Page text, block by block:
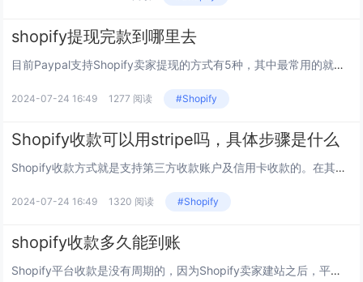
shopify提现完款到哪里去
目前Paypal支持Shopify卖家提现的方式有5种，其中最常用的就是绑定Lianlian或是Payoneer提现，这两种方式的是不受国内的人均5万美金结汇限制的，按银行当天的美金现汇牌价，3-4天即可到账。 也可以直接提现到国内银...
2024-07-24 16:49 1277 阅读 #Shopify
Shopify收款可以用stripe吗，具体步骤是什么
Shopify收款方式就是支持第三方收款账户及信用卡收款的。在其中信用卡收款又是分为2Checkout和Stripe两种。因此Shopify收款可以用stripe，下面我们就来看看具体步骤。 对于Stripe收款账户注册资料如下：...
2024-07-24 16:49 1320 阅读 #Shopify
shopify收款多久能到账
Shopify平台收款是没有周期的，因为Shopify卖家建站之后，平台对收款、运营等管控比较少。Shopify不会对卖家的货款进行押款，也就是说买家确认收货之后，订单的款项就会马上打到你的收款账户中。 不过有一些信用卡公司，会对卖家...